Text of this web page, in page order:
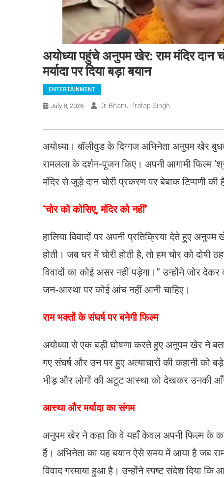
अयोध्या पहुंचे अनुपम खेर: राम मंदिर दान
मर्यादा पर दिया बड़ा बयान
ENTERTAINMENT
July 8, 2026 Dr. Bhanu Pratap Singh
अयोध्या। बॉलीवुड के दिग्गज अभिनेता अनुपम खेर
रामलला के दर्शन-पूजन किए। अपनी आगामी फिल्म
मंदिर से जुड़े दान चोरी प्रकरण पर बेबाक टिप्पणी की
‘चोर को कोसिए, मंदिर को नहीं’
हालिया विवादों पर अपनी प्रतिक्रिया देते हुए
होती। जब घर में चोरी होती है, तो हम चोर को दोषी
विवादों का कोई असर नहीं पड़ेगा।” उन्होंने जोर
जन-आस्था पर कोई आंच नहीं आनी चाहिए।
राम भक्तों के संघर्ष पर बनेगी फिल्म
अयोध्या से एक बड़ी घोषणा करते हुए अनुपम खेर ने
गए संघर्ष और उन पर हुए अत्याचारों की कहानी को
भीड़ और लोगों की अटूट आस्था को देखकर उनकी
आस्था और मर्यादा का संगम
अनुपम खेर ने कहा कि वे यहाँ केवल अपनी फिल्म के
हैं। अभिनेता का यह बयान ऐसे समय में आया है जब
विवाद गरमाया हुआ है। उन्होंने स्पष्ट संदेश